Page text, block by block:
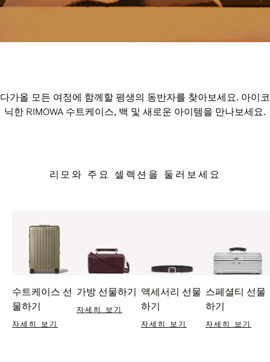
다가올 모든 여정에 함께할 평생의 동반자를 찾아보세요. 아이코
닉한 RIMOWA 수트케이스, 백 및 새로운 아이템을 만나보세요.
리모와 주요 셀렉션을 둘러보세요
수트케이스 선
물하기
자세히 보기
가방 선물하기
자세히 보기
액세서리 선물
하기
자세히 보기
스페셜티 선물
하기
자세히 보기